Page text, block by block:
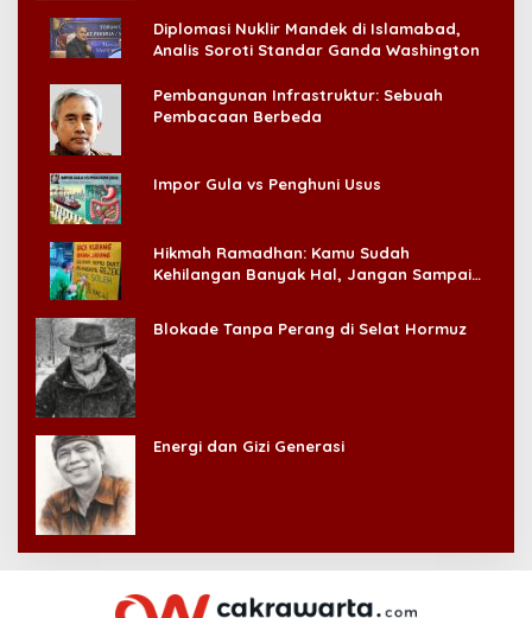
Diplomasi Nuklir Mandek di Islamabad,
Analis Soroti Standar Ganda Washington
Pembangunan Infrastruktur: Sebuah
Pembacaan Berbeda
Impor Gula vs Penghuni Usus
Hikmah Ramadhan: Kamu Sudah
Kehilangan Banyak Hal, Jangan Sampai
Blokade Tanpa Perang di Selat Hormuz
Energi dan Gizi Generasi